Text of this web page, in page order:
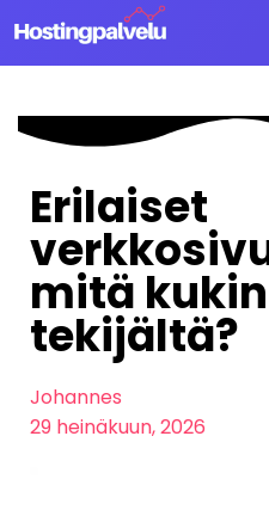
Siirry
sisältöön
Erilaiset
mitä
tekijältä?
Johannes
29 heinäkuun, 2026